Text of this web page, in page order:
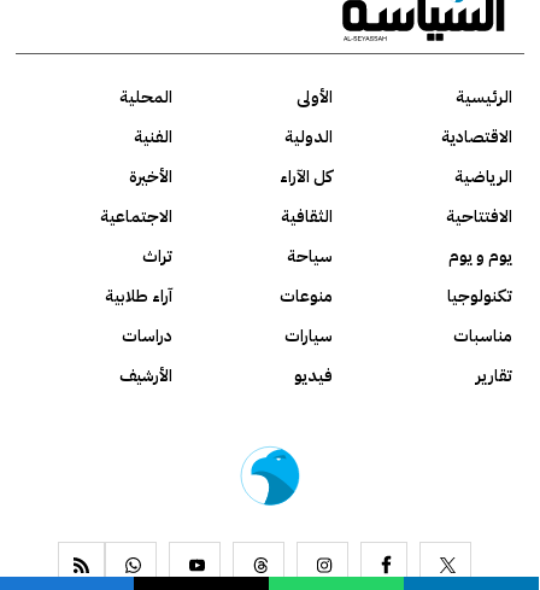
الرئيسية الأولى
المحلية
الاقتصادية
الدولية
الفنية
الرياضية
كل الآراء
الأخيرة
الافتتاحية
الثقافية
الاجتماعية
يوم و يوم
سياحة
تراث
تكنولوجيا
منوعات
آراء طلابية
مناسبات
سيارات
دراسات
تقارير
فيديو الأرشيف